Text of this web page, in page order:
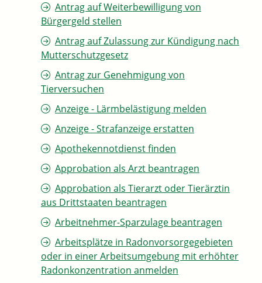
Antrag auf Weiterbewilligung von
Bürgergeld stellen
Antrag auf Zulassung zur Kündigung nach
Mutterschutzgesetz
Antrag zur Genehmigung von
Tierversuchen
Anzeige - Lärmbelästigung melden
Anzeige - Strafanzeige erstatten
Apothekennotdienst finden
Approbation als Arzt beantragen
Approbation als Tierarzt oder Tierärztin
aus Drittstaaten beantragen
Arbeitnehmer-Sparzulage beantragen
Arbeitsplätze in Radonvorsorgegebieten
oder in einer Arbeitsumgebung mit erhöhter
Radonkonzentration anmelden